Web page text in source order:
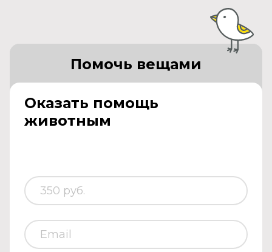
Оказать помощь
животным
Помочь вещами